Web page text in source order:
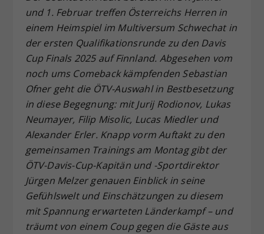
und 1. Februar treffen Österreichs Herren in
einem Heimspiel im Multiversum Schwechat in
der ersten Qualifikationsrunde zu den Davis
Cup Finals 2025 auf Finnland. Abgesehen vom
noch ums Comeback kämpfenden Sebastian
Ofner geht die ÖTV-Auswahl in Bestbesetzung
in diese Begegnung: mit Jurij Rodionov, Lukas
Neumayer, Filip Misolic, Lucas Miedler und
Alexander Erler. Knapp vorm Auftakt zu den
gemeinsamen Trainings am Montag gibt der
ÖTV-Davis-Cup-Kapitän und -Sportdirektor
Jürgen Melzer genauen Einblick in seine
Gefühlswelt und Einschätzungen zu diesem
mit Spannung erwarteten Länderkampf – und
träumt von einem Coup gegen die Gäste aus
Zweck
Dieser Wert speichert Ihre Consent-
Einstellungen. Unter anderem eine
zufällig generierte ID, für die
historische Speicherung Ihrer
vorgenommen Einstellungen, falls der
Webseiten-Betreiber dies eingestellt
hat.